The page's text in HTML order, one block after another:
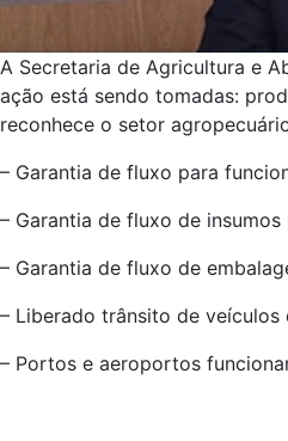
A Secretaria de Agricultura e
ação está sendo tomadas:
reconhece o setor
– Garantia de fluxo para
– Garantia de fluxo de
– Garantia de fluxo de
– Liberado trânsito de
– Portos e aeroportos